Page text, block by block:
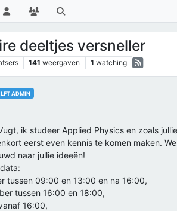
deeltjes versneller
141 weergaven 1 watching
ADMIN
ik studeer Applied Physics en zoals
eerst even kennis te komen maken.
naar jullie ideeën!
tussen 09:00 en 13:00 en na 16:00,
tussen 16:00 en 18:00,
16:00,